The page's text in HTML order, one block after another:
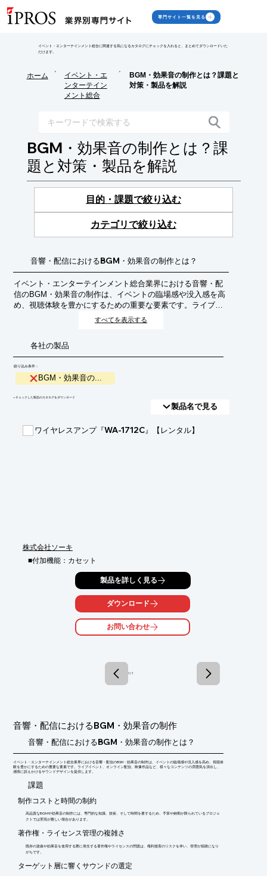
専門サイト一覧を見る
イベント・エンターテインメント総合に関連する気になるカタログにチェックを入れると、まとめてダウンロードいた
だけます。
ホーム
>
イベント・エ
ンターテイン
メント総合
>
BGM・効果音の制作とは？課題と
対策・製品を解説
BGM・効果音の制作とは？課
題と対策・製品を解説
目的・課題で絞り込む
カテゴリで絞り込む
音響・配信におけるBGM・効果音の制作とは？
イベント・エンターテインメント総合業界における音響・配
信のBGM・効果音の制作は、イベントの臨場感や没入感を高
め、視聴体験を豊かにするための重要な要素です。ライブイ
ベント、オンライン配信、映像作品など、様々なコンテンツ
すべてを表示する
各社の製品
絞り込み条件：
BGM・効果音の...
​▼チェックした製品のカタログをダウンロード
製品名で見る
ワイヤレスアンプ『WA-1712C』【レンタル】
株式会社ソーキ
■付加機能：カセット
製品を詳しく見る
ダウンロード
お問い合わせ
1 / 1
音響・配信におけるBGM・効果音の制作
音響・配信におけるBGM・効果音の制作とは？
イベント・エンターテインメント総合業界における音響・配信のBGM・効果音の制作は、イベントの臨場感や没入感を高め、視聴体
験を豊かにするための重要な要素です。ライブイベント、オンライン配信、映像作品など、様々なコンテンツの雰囲気を演出し、
感情に訴えかけるサウンドデザインを提供します。
​課題
制作コストと時間の制約
高品質なBGMや効果音の制作には、専門的な知識、技術、そして時間を要するため、予算や納期が限られているプロジェ
クトでは実現が難しい場合があります。
著作権・ライセンス管理の複雑さ
既存の楽曲や効果音を使用する際に発生する著作権やライセンスの問題は、権利侵害のリスクを伴い、管理が煩雑になり
がちです。
ターゲット層に響くサウンドの選定